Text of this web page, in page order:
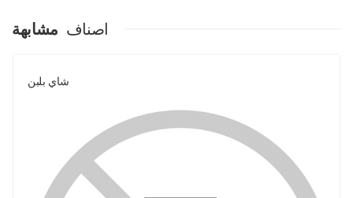
اصناف مشابهة
شاي بلبن